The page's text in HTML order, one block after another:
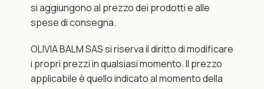
si aggiungono al prezzo dei prodotti e alle
spese di consegna.
OLIVIA BALM SAS si riserva il diritto di modificare
i propri prezzi in qualsiasi momento. Il prezzo
applicabile è quello indicato al momento della